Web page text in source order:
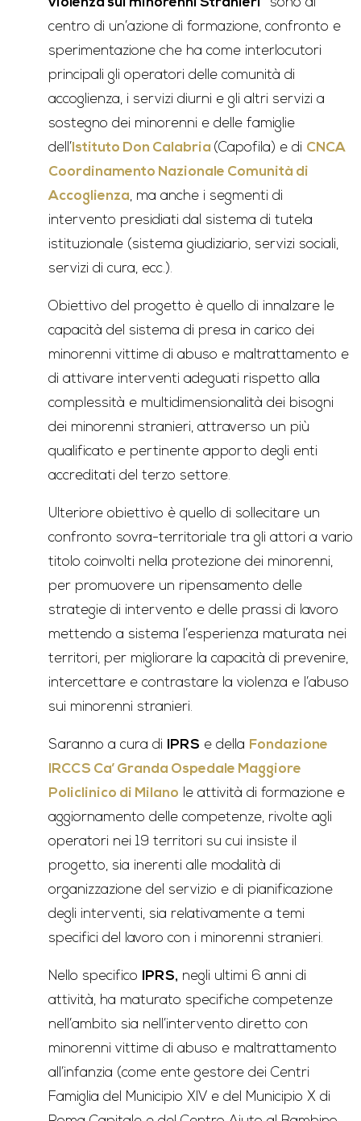
violenza sui minorenni Stranieri”
sono al
centro di un’azione di formazione, confronto e
sperimentazione che ha come interlocutori
principali gli operatori delle comunità di
accoglienza, i servizi diurni e gli altri servizi a
sostegno dei minorenni e delle famiglie
dell’ Istituto Don Calabria (Capofila) e di CNCA
Coordinamento Nazionale Comunità di
Accoglienza, ma anche i segmenti di
intervento presidiati dal sistema di tutela
istituzionale (sistema giudiziario, servizi sociali,
servizi di cura, ecc.).
Obiettivo del progetto è quello di innalzare le
capacità del sistema di presa in carico dei
minorenni vittime di abuso e maltrattamento e
di attivare interventi adeguati rispetto alla
complessità e multidimensionalità dei bisogni
dei minorenni stranieri, attraverso un più
qualificato e pertinente apporto degli enti
accreditati del terzo settore.
Ulteriore obiettivo è quello di sollecitare un
confronto sovra-territoriale tra gli attori a vario
titolo coinvolti nella protezione dei minorenni,
per promuovere un ripensamento delle
strategie di intervento e delle prassi di lavoro
mettendo a sistema l’esperienza maturata nei
territori, per migliorare la capacità di prevenire,
intercettare e contrastare la violenza e l’abuso
sui minorenni stranieri.
Saranno a cura di IPRS e della Fondazione
IRCCS Ca’ Granda Ospedale Maggiore
Policlinico di Milano le attività di formazione e
aggiornamento delle competenze, rivolte agli
operatori nei 19 territori su cui insiste il
progetto, sia inerenti alle modalità di
organizzazione del servizio e di pianificazione
degli interventi, sia relativamente a temi
specifici del lavoro con i minorenni stranieri.
Nello specifico IPRS, negli ultimi 6 anni di
attività, ha maturato specifiche competenze
nell’ambito sia nell’intervento diretto con
minorenni vittime di abuso e maltrattamento
all’infanzia (come ente gestore dei Centri
Famiglia del Municipio XIV e del Municipio X di